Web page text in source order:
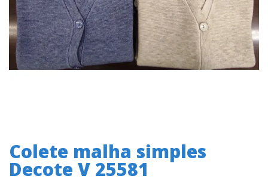
Colete malha simples
Decote V 25581